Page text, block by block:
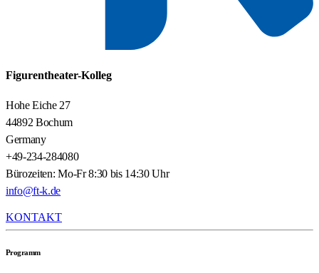
Figurentheater-Kolleg
Hohe Eiche 27
44892 Bochum
Germany
+49-234-284080
Bürozeiten: Mo-Fr 8:30 bis 14:30 Uhr
info@ft-k.de
KONTAKT
Programm